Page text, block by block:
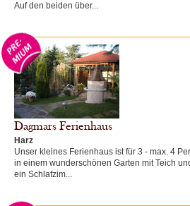
Auf den beiden über...
Dagmars Ferienhaus
Harz
Unser kleines Ferienhaus ist für 3 - max. 4
in einem wunderschönen Garten mit Teich
ein Schlafzim...